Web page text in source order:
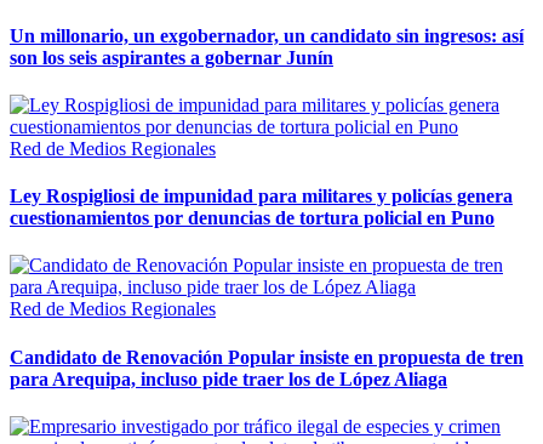
Un millonario, un exgobernador, un candidato sin ingresos: así
son los seis aspirantes a gobernar Junín
Red de Medios Regionales
Ley Rospigliosi de impunidad para militares y policías genera
cuestionamientos por denuncias de tortura policial en Puno
Red de Medios Regionales
Candidato de Renovación Popular insiste en propuesta de tren
para Arequipa, incluso pide traer los de López Aliaga